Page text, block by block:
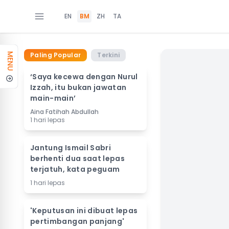
EN BM ZH TA
MENU Paling Popular Terkini
‘Saya kecewa dengan Nurul
Izzah, itu bukan jawatan
main-main’
Aina Fatihah Abdullah
1 hari lepas
Jantung Ismail Sabri
berhenti dua saat lepas
terjatuh, kata peguam
1 hari lepas
'Keputusan ini dibuat lepas
pertimbangan panjang'